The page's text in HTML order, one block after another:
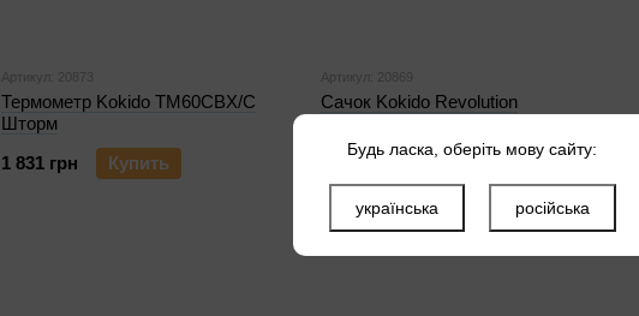
Артикул: 20873
Термометр Kokido TM60CBX/C
Шторм
1 831 грн
Купить
Артикул: 20869
Сачок Kokido Revolution
1 351 грн
Купить
Будь ласка, оберіть мову сайту:
українська російська